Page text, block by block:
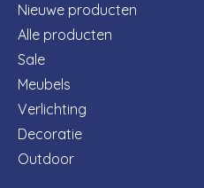
Nieuwe producten
Alle producten
Sale
Meubels
Verlichting
Decoratie
Outdoor